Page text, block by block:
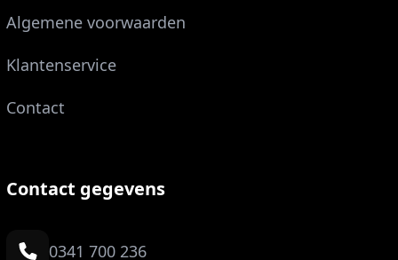
Algemene voorwaarden
Klantenservice
Contact
Contact gegevens
0341 700 236